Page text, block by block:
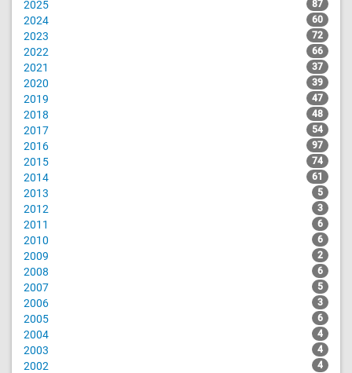
2025 87
2024 60
2023 72
2022 66
2021 37
2020 39
2019 47
2018 48
2017 54
2016 97
2015 74
2014 61
2013 5
2012 3
2011 6
2010 6
2009 2
2008 6
2007 5
2006 3
2005 6
2004 4
2003 4
2002 4